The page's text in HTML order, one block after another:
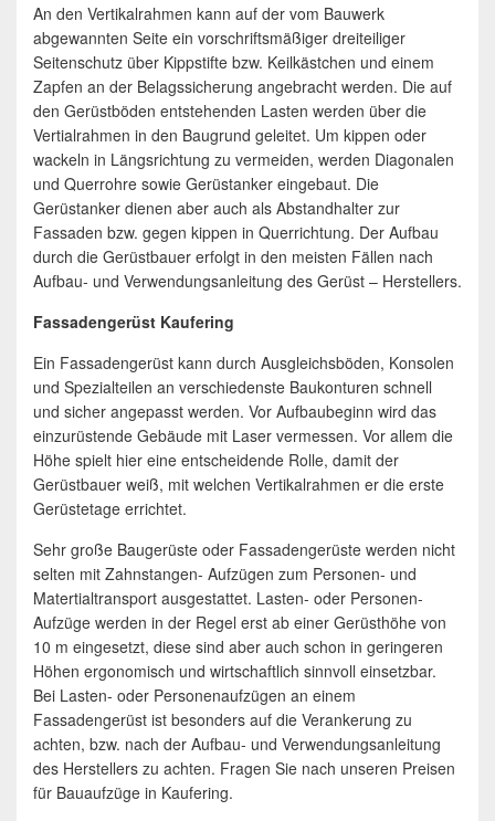
An den Vertikalrahmen kann auf der vom Bauwerk
abgewannten Seite ein vorschriftsmäßiger dreiteiliger
Seitenschutz über Kippstifte bzw. Keilkästchen und einem
Zapfen an der Belagssicherung angebracht werden. Die auf
den Gerüstböden entstehenden Lasten werden über die
Vertialrahmen in den Baugrund geleitet. Um kippen oder
wackeln in Längsrichtung zu vermeiden, werden Diagonalen
und Querrohre sowie Gerüstanker eingebaut. Die
Gerüstanker dienen aber auch als Abstandhalter zur
Fassaden bzw. gegen kippen in Querrichtung. Der Aufbau
durch die Gerüstbauer erfolgt in den meisten Fällen nach
Aufbau- und Verwendungsanleitung des Gerüst – Herstellers.
Fassadengerüst Kaufering
Ein Fassadengerüst kann durch Ausgleichsböden, Konsolen
und Spezialteilen an verschiedenste Baukonturen schnell
und sicher angepasst werden. Vor Aufbaubeginn wird das
einzurüstende Gebäude mit Laser vermessen. Vor allem die
Höhe spielt hier eine entscheidende Rolle, damit der
Gerüstbauer weiß, mit welchen Vertikalrahmen er die erste
Gerüstetage errichtet.
Sehr große Baugerüste oder Fassadengerüste werden nicht
selten mit Zahnstangen- Aufzügen zum Personen- und
Matertialtransport ausgestattet. Lasten- oder Personen-
Aufzüge werden in der Regel erst ab einer Gerüsthöhe von
10 m eingesetzt, diese sind aber auch schon in geringeren
Höhen ergonomisch und wirtschaftlich sinnvoll einsetzbar.
Bei Lasten- oder Personenaufzügen an einem
Fassadengerüst ist besonders auf die Verankerung zu
achten, bzw. nach der Aufbau- und Verwendungsanleitung
des Herstellers zu achten. Fragen Sie nach unseren Preisen
für Bauaufzüge in Kaufering.